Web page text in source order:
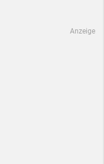
Anzeige